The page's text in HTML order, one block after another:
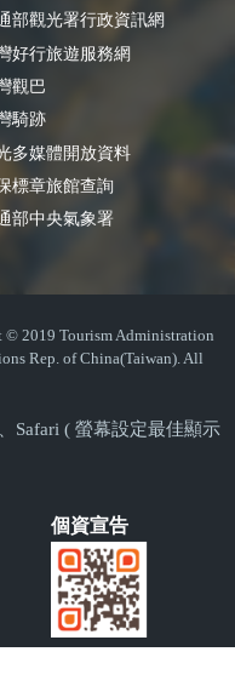
部觀光署行政資訊網
好行旅遊服務網
觀巴
騎跡
多媒體開放資料
標章旅館查詢
部中央氣象署
2019 Tourism Administration
Rep. of China(Taiwan). All
Safari ( 螢幕設定最佳顯示
個資宣告